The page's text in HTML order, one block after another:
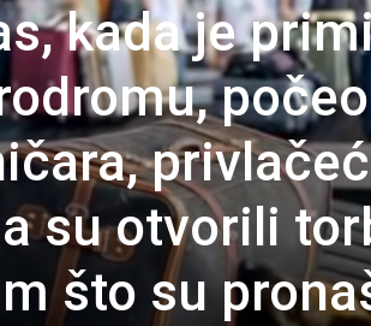
kada je
su otvorili
što su